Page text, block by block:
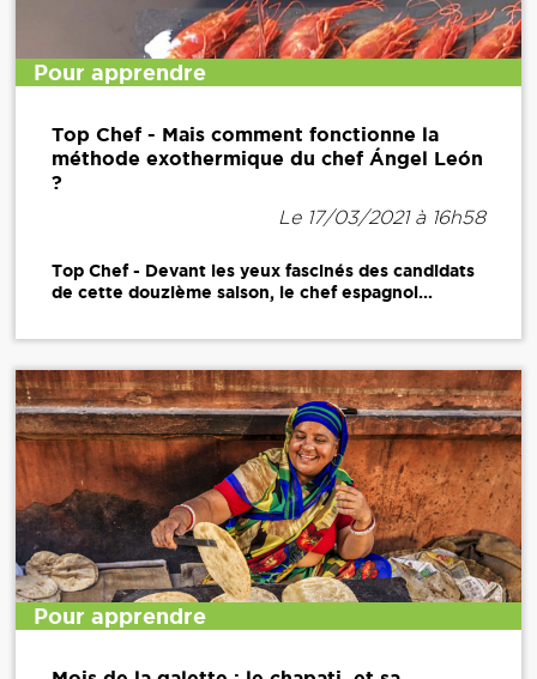
Pour apprendre
Top Chef - Mais comment fonctionne la
méthode exothermique du chef Ángel León
?
Le 17/03/2021 à 16h58
Top Chef - Devant les yeux fascinés des candidats
de cette douzième saison, le chef espagnol...
Pour apprendre